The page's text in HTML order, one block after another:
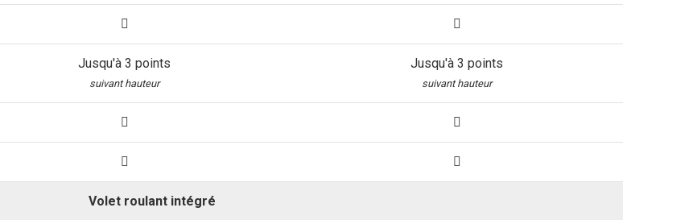
Jusqu'à 3 points
suivant hauteur
Jusqu'à 3 points
suivant hauteur
Volet roulant intégré